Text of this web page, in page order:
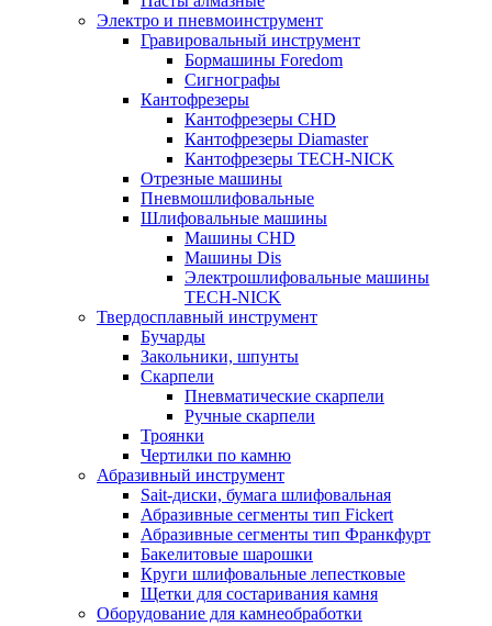
Электро и пневмоинструмент
Гравировальный инструмент
Бормашины Foredom
Сигнографы
Кантофрезеры
Кантофрезеры CHD
Кантофрезеры Diamaster
Кантофрезеры TECH-NICK
Отрезные машины
Пневмошлифовальные
Шлифовальные машины
Машины CHD
Машины Dis
Электрошлифовальные машины
TECH-NICK
Твердосплавный инструмент
Бучарды
Закольники, шпунты
Скарпели
Пневматические скарпели
Ручные скарпели
Троянки
Чертилки по камню
Абразивный инструмент
Sait-диски, бумага шлифовальная
Абразивные сегменты тип Fickert
Абразивные сегменты тип Франкфурт
Бакелитовые шарошки
Круги шлифовальные лепестковые
Щетки для состаривания камня
Оборудование для камнеобработки